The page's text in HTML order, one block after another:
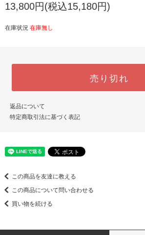
13,800円(税込15,180円)
在庫状況 在庫無し
売り切れ
返品について
特定商取引法に基づく表記
この商品を友達に教える
この商品について問い合わせる
買い物を続ける